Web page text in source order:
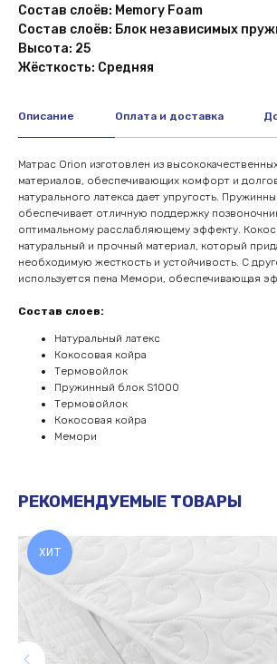
Состав слоёв: Memory Foam
Состав слоёв: Блок независимых
Высота: 25
Жёсткость: Средняя
Описание Оплата и доставка
Матрас Orion изготовлен из
материалов, обеспечивающих комфорт и
натурального латекса дает упругость.
обеспечивает отличную поддержку
оптимальному расслабляющему эффекту.
натуральный и прочный материал, который
необходимую жесткость и устойчивость. С
используется пена Мемори, обеспечивающая
Состав слоев:
Натуральный латекс
Кокосовая койра
Термовойлок
Пружинный блок S1000
Термовойлок
Кокосовая койра
Мемори
РЕКОМЕНДУЕМЫЕ ТОВАРЫ
ХИТ
ЧАСТО ЗАДАВАЕМЫЕ
ВОПРОСЫ